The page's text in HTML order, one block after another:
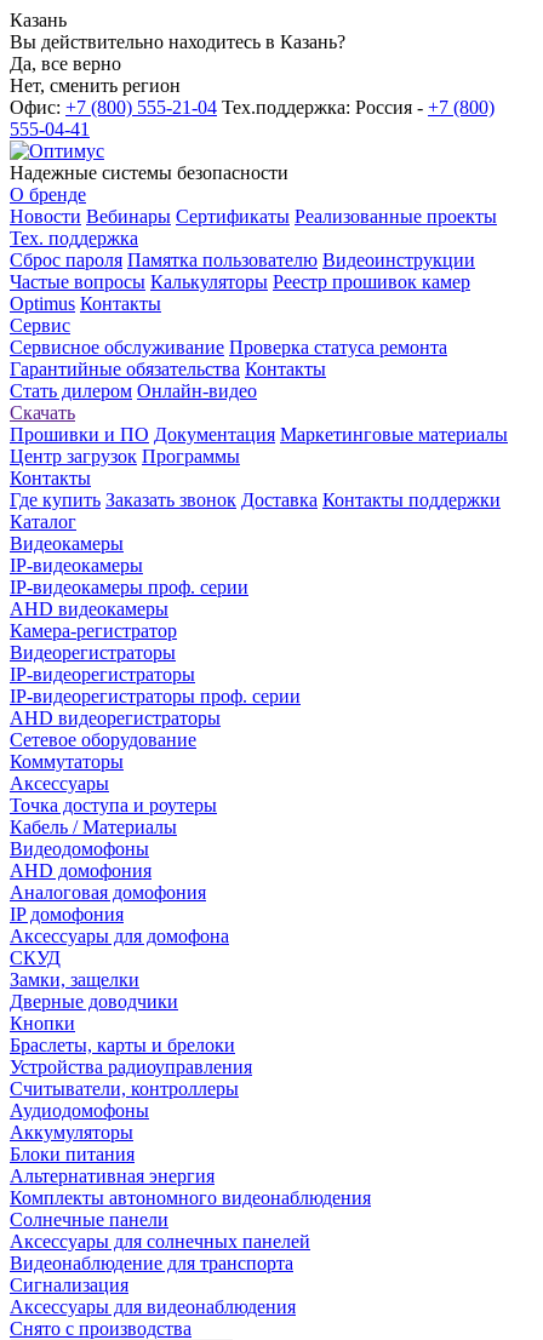
Казань
Вы действительно находитесь в Казань?
Да, все верно
Нет, сменить регион
Офис: +7 (800) 555-21-04 Тех.поддержка: Россия - +7 (800)
555-04-41
Надежные системы безопасности
О бренде
Новости Вебинары Сертификаты Реализованные проекты
Тех. поддержка
Сброс пароля Памятка пользователю Видеоинструкции
Частые вопросы Калькуляторы Реестр прошивок камер
Optimus Контакты
Сервис
Сервисное обслуживание Проверка статуса ремонта
Гарантийные обязательства Контакты
Стать дилером Онлайн-видео
Скачать
Прошивки и ПО Документация Маркетинговые материалы
Центр загрузок Программы
Контакты
Где купить Заказать звонок Доставка Контакты поддержки
Каталог
Видеокамеры
IP-видеокамеры
IP-видеокамеры проф. серии
AHD видеокамеры
Камера-регистратор
Видеорегистраторы
IP-видеорегистраторы
IP-видеорегистраторы проф. серии
AHD видеорегистраторы
Сетевое оборудование
Коммутаторы
Аксессуары
Точка доступа и роутеры
Кабель / Материалы
Видеодомофоны
AHD домофония
Аналоговая домофония
IP домофония
Аксессуары для домофона
СКУД
Замки, защелки
Дверные доводчики
Кнопки
Браслеты, карты и брелоки
Устройства радиоуправления
Считыватели, контроллеры
Аудиодомофоны
Аккумуляторы
Блоки питания
Альтернативная энергия
Комплекты автономного видеонаблюдения
Солнечные панели
Аксессуары для солнечных панелей
Видеонаблюдение для транспорта
Сигнализация
Аксессуары для видеонаблюдения
Снято с производства